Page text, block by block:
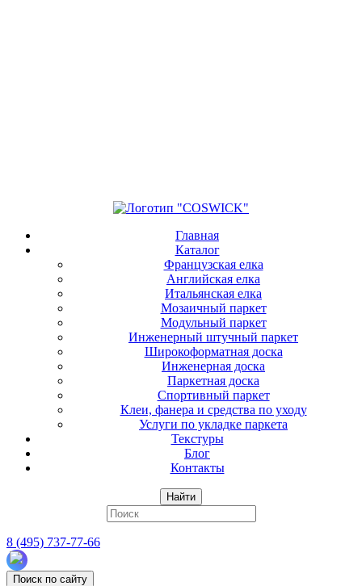
Главная
Каталог
Французская елка
Английская елка
Итальянская елка
Мозаичный паркет
Модульный паркет
Инженерный штучный паркет
Широкоформатная доска
Инженерная доска
Паркетная доска
Спортивный паркет
Клеи, фанера и средства по уходу
Услуги по укладке паркета
Текстуры
Блог
Контакты
Найти
8 (495) 737-77-66
Поиск по сайту